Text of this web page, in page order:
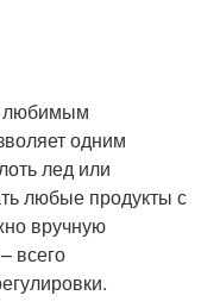
любимым
одним
лед или
любые продукты с
вручную
всего